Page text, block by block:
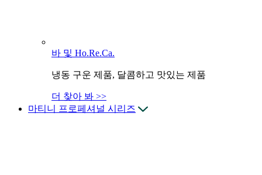
바 및 Ho.Re.Ca.
냉동 구운 제품, 달콤하고 맛있는 제품
더 찾아 봐 >>
마티니 프로페셔널 시리즈